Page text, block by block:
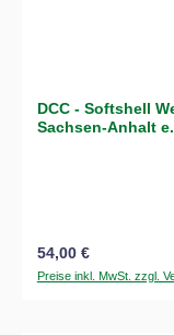
DCC - Softshell
Sachsen-Anhalt
Regulärer Preis:
54,00 €
Preise inkl. MwSt. zzgl.